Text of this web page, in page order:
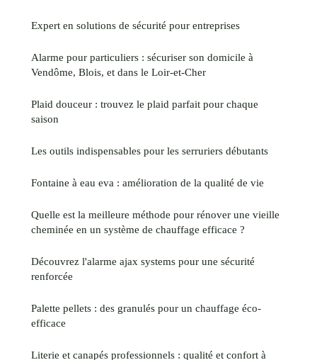
Expert en solutions de sécurité pour entreprises
Alarme pour particuliers : sécuriser son domicile à
Vendôme, Blois, et dans le Loir-et-Cher
Plaid douceur : trouvez le plaid parfait pour chaque
saison
Les outils indispensables pour les serruriers débutants
Fontaine à eau eva : amélioration de la qualité de vie
Quelle est la meilleure méthode pour rénover une vieille
cheminée en un système de chauffage efficace ?
Découvrez l'alarme ajax systems pour une sécurité
renforcée
Palette pellets : des granulés pour un chauffage éco-
efficace
Literie et canapés professionnels : qualité et confort à